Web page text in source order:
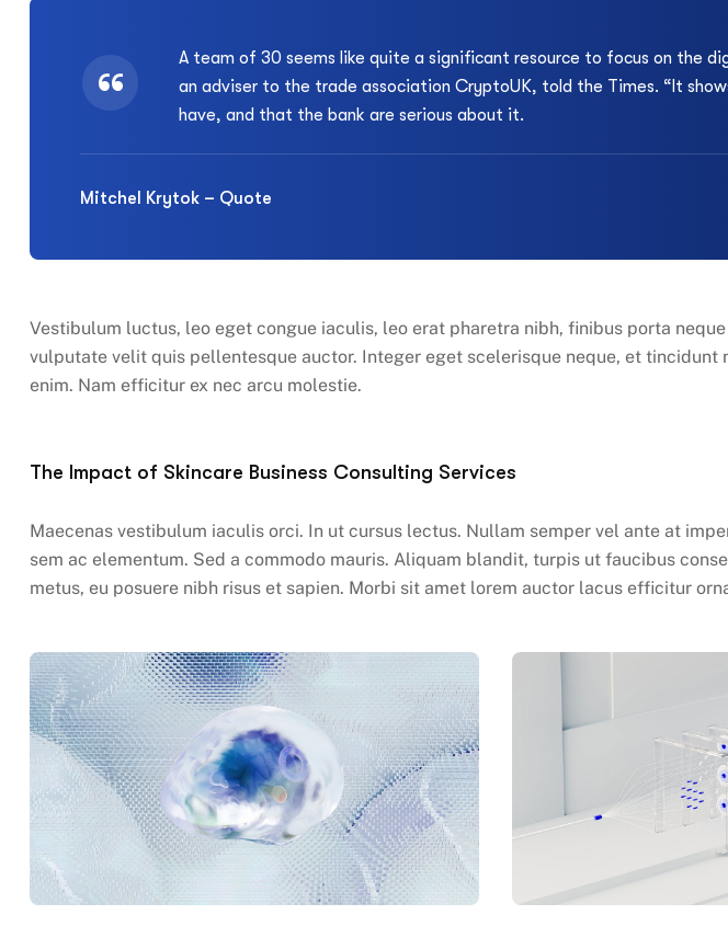
A team of 30 seems like quite a significant resource to focus on the
an adviser to the trade association CryptoUK, told the Times. “It
have, and that the bank are serious about it.
Mitchel Krytok – Quote
Vestibulum luctus, leo eget congue iaculis, leo erat pharetra nibh, finibus porta
vulputate velit quis pellentesque auctor. Integer eget scelerisque neque, et tincidunt
enim. Nam efficitur ex nec arcu molestie.
The Impact of Skincare Business Consulting Services
Maecenas vestibulum iaculis orci. In ut cursus lectus. Nullam semper vel ante at
sem ac elementum. Sed a commodo mauris. Aliquam blandit, turpis ut faucibus
metus, eu posuere nibh risus et sapien. Morbi sit amet lorem auctor lacus efficitur